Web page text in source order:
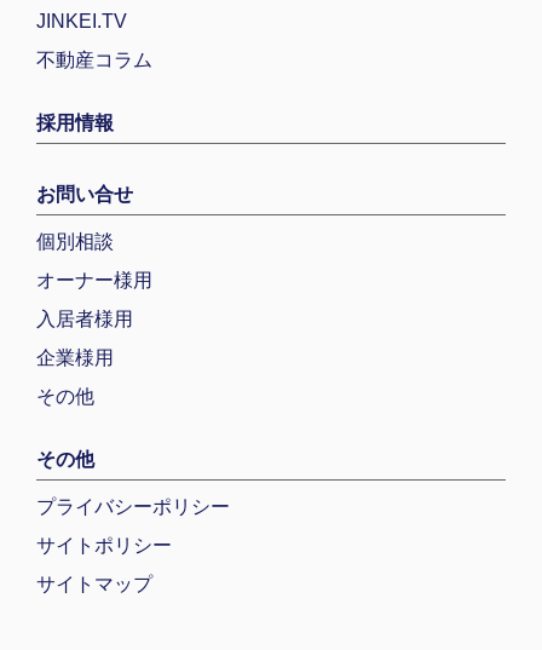
JINKEI.TV
不動産コラム
採用情報
お問い合せ
個別相談
オーナー様用
入居者様用
企業様用
その他
その他
プライバシーポリシー
サイトポリシー
サイトマップ